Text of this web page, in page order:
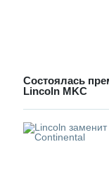
Состоялась
Lincoln MKC